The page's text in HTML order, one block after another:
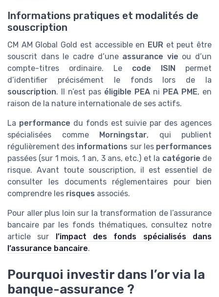
Informations pratiques et modalités de
souscription
CM AM Global Gold est accessible en EUR et peut être
souscrit dans le cadre d’une assurance vie ou d’un
compte-titres ordinaire. Le code ISIN permet
d’identifier précisément le fonds lors de la
souscription. Il n’est pas éligible PEA ni PEA PME, en
raison de la nature internationale de ses actifs.
La performance du fonds est suivie par des agences
spécialisées comme Morningstar, qui publient
régulièrement des informations sur les performances
passées (sur 1 mois, 1 an, 3 ans, etc.) et la catégorie de
risque. Avant toute souscription, il est essentiel de
consulter les documents réglementaires pour bien
comprendre les risques associés.
Pour aller plus loin sur la transformation de l’assurance
bancaire par les fonds thématiques, consultez notre
article sur l’impact des fonds spécialisés dans
l’assurance bancaire.
Pourquoi investir dans l’or via la
banque-assurance ?